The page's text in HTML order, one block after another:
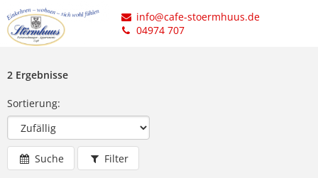
info@cafe-stoermhuus.de
04974 707
2 Ergebnisse
Sortierung:
Suche Filter